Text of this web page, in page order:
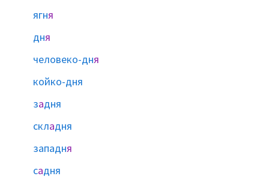
ягня
дня
человеко-дня
койко-дня
задня
складня
западня
садня